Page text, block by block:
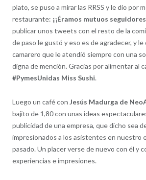
plato, se puso a mirar las RRSS y le dio por
restaurante: ¡¡Éramos mutuos
publicar unos tweets con el resto de la
de paso le gustó y eso es de agradecer, y le
camarero que le atendió siempre con una
digna de mención. Gracias por alimentar al
#PymesUnidas Miss Sushi.
Luego un café con Jesús Madurga de
bajito de 1,80 con unas ideas
publicidad de una empresa, que dicho sea
impresionados a los asistentes en nuestro
pasado. Un placer verse de nuevo con él y
experiencias e impresiones.